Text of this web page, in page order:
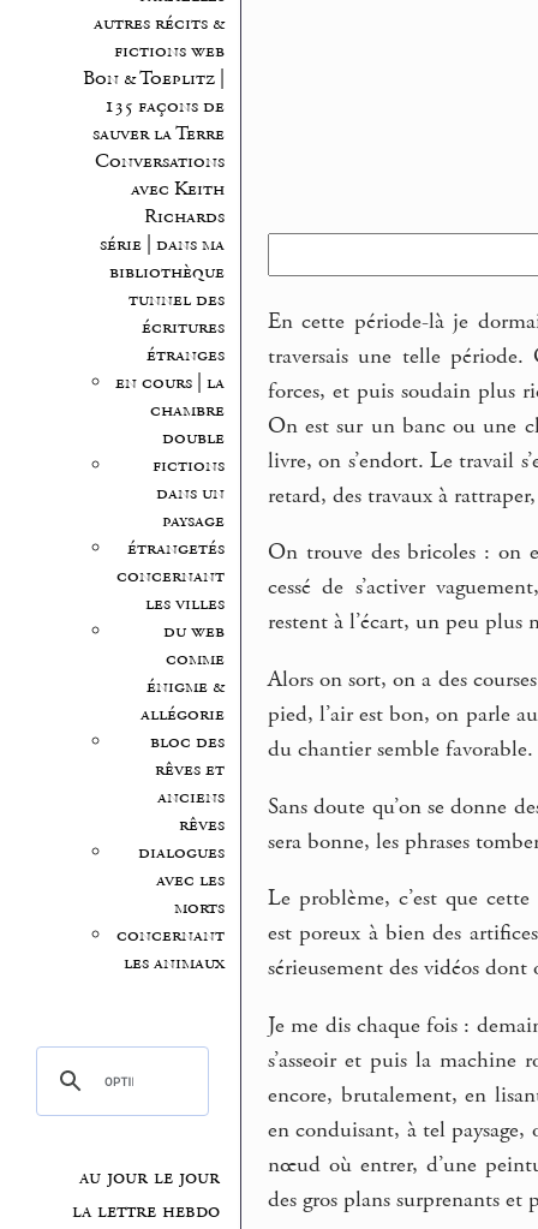
autres récits &
fictions web
Bon & Toeplitz |
135 façons de
sauver la Terre
Conversations
avec Keith
Richards
série | dans ma
bibliothèque
tunnel des
écritures
étranges
en cours | la
chambre
double
fictions
dans un
paysage
étrangetés
concernant
les villes
du web
comme
énigme &
allégorie
bloc des
rêves et
anciens
rêves
dialogues
avec les
morts
concernant
les animaux
au jour le jour
la lettre hebdo
En cette période-là je
traversais une telle période.
forces, et puis soudain plus
On est sur un banc ou une
livre, on s’endort. Le travail
retard, des travaux à
On trouve des bricoles : on
cessé de s’activer
restent à l’écart, un peu plus
Alors on sort, on a des
pied, l’air est bon, on parle
du chantier semble favorable.
Sans doute qu’on se donne
sera bonne, les phrases
Le problème, c’est que
est poreux à bien des
sérieusement des vidéos
Je me dis chaque fois :
s’asseoir et puis la machine
encore, brutalement, en
en conduisant, à tel paysage,
nœud où entrer, d’une
des gros plans surprenants